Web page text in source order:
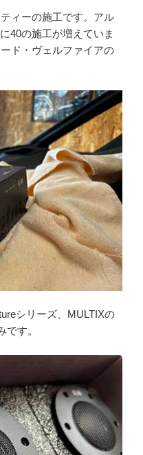
ィーの施工です。アル
40の施工が増えていま
ド・ヴェルファイアの
シリーズ、MULTIXの
す。